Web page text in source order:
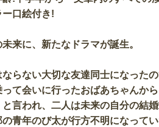
口絵付き!
来に、新たなドラマが誕生。
らない大切な友達同士になった
って会いに行ったおばあちゃんか
と言われ、二人は未来の自分の結
青年のび太が行方不明になって